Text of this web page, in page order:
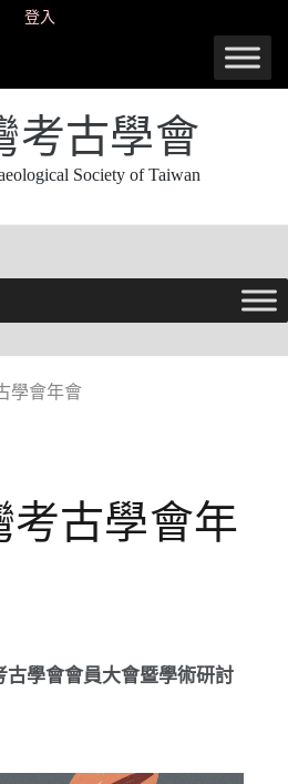
登入
考古學會
Society of Taiwan
學會年會
考古學會年
古學會會員大會暨學術研討